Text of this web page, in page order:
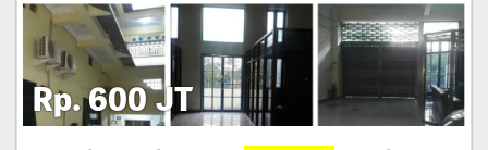
Rp. 600 JT